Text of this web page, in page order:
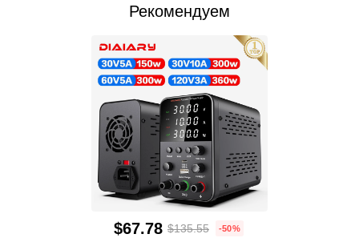
Рекомендуем
$67.78 $135.55 -50%